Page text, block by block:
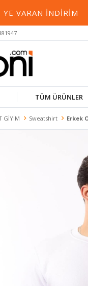
VARAN İNDIRIM
TÜM ÜRÜNLER
GİYİM Sweatshirt Erkek